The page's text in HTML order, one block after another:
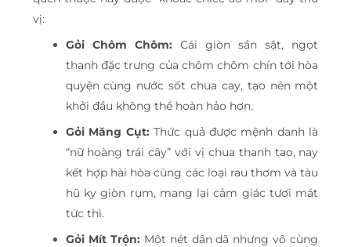
vị:
Gỏi Chôm Chôm:Cái giòn sần sật, ngọt
thanh đặc trưng của chôm chôm chín tới hòa
quyện cùng nước sốt chua cay, tạo nên một
khởi đầu không thể hoàn hảo hơn.
Gỏi Măng Cụt:Thức quả được mệnh danh là
“nữ hoàng trái cây” với vị chua thanh tao, nay
kết hợp hài hòa cùng các loại rau thơm và tàu
hũ ky giòn rụm, mang lại cảm giác tươi mát
tức thì.
Gỏi Mít Trộn:Một nét dân dã nhưng vô cùng